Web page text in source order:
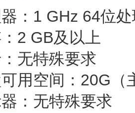
1 GHz 64位处
GB及以上
特殊要求
空间：20G（
无特殊要求